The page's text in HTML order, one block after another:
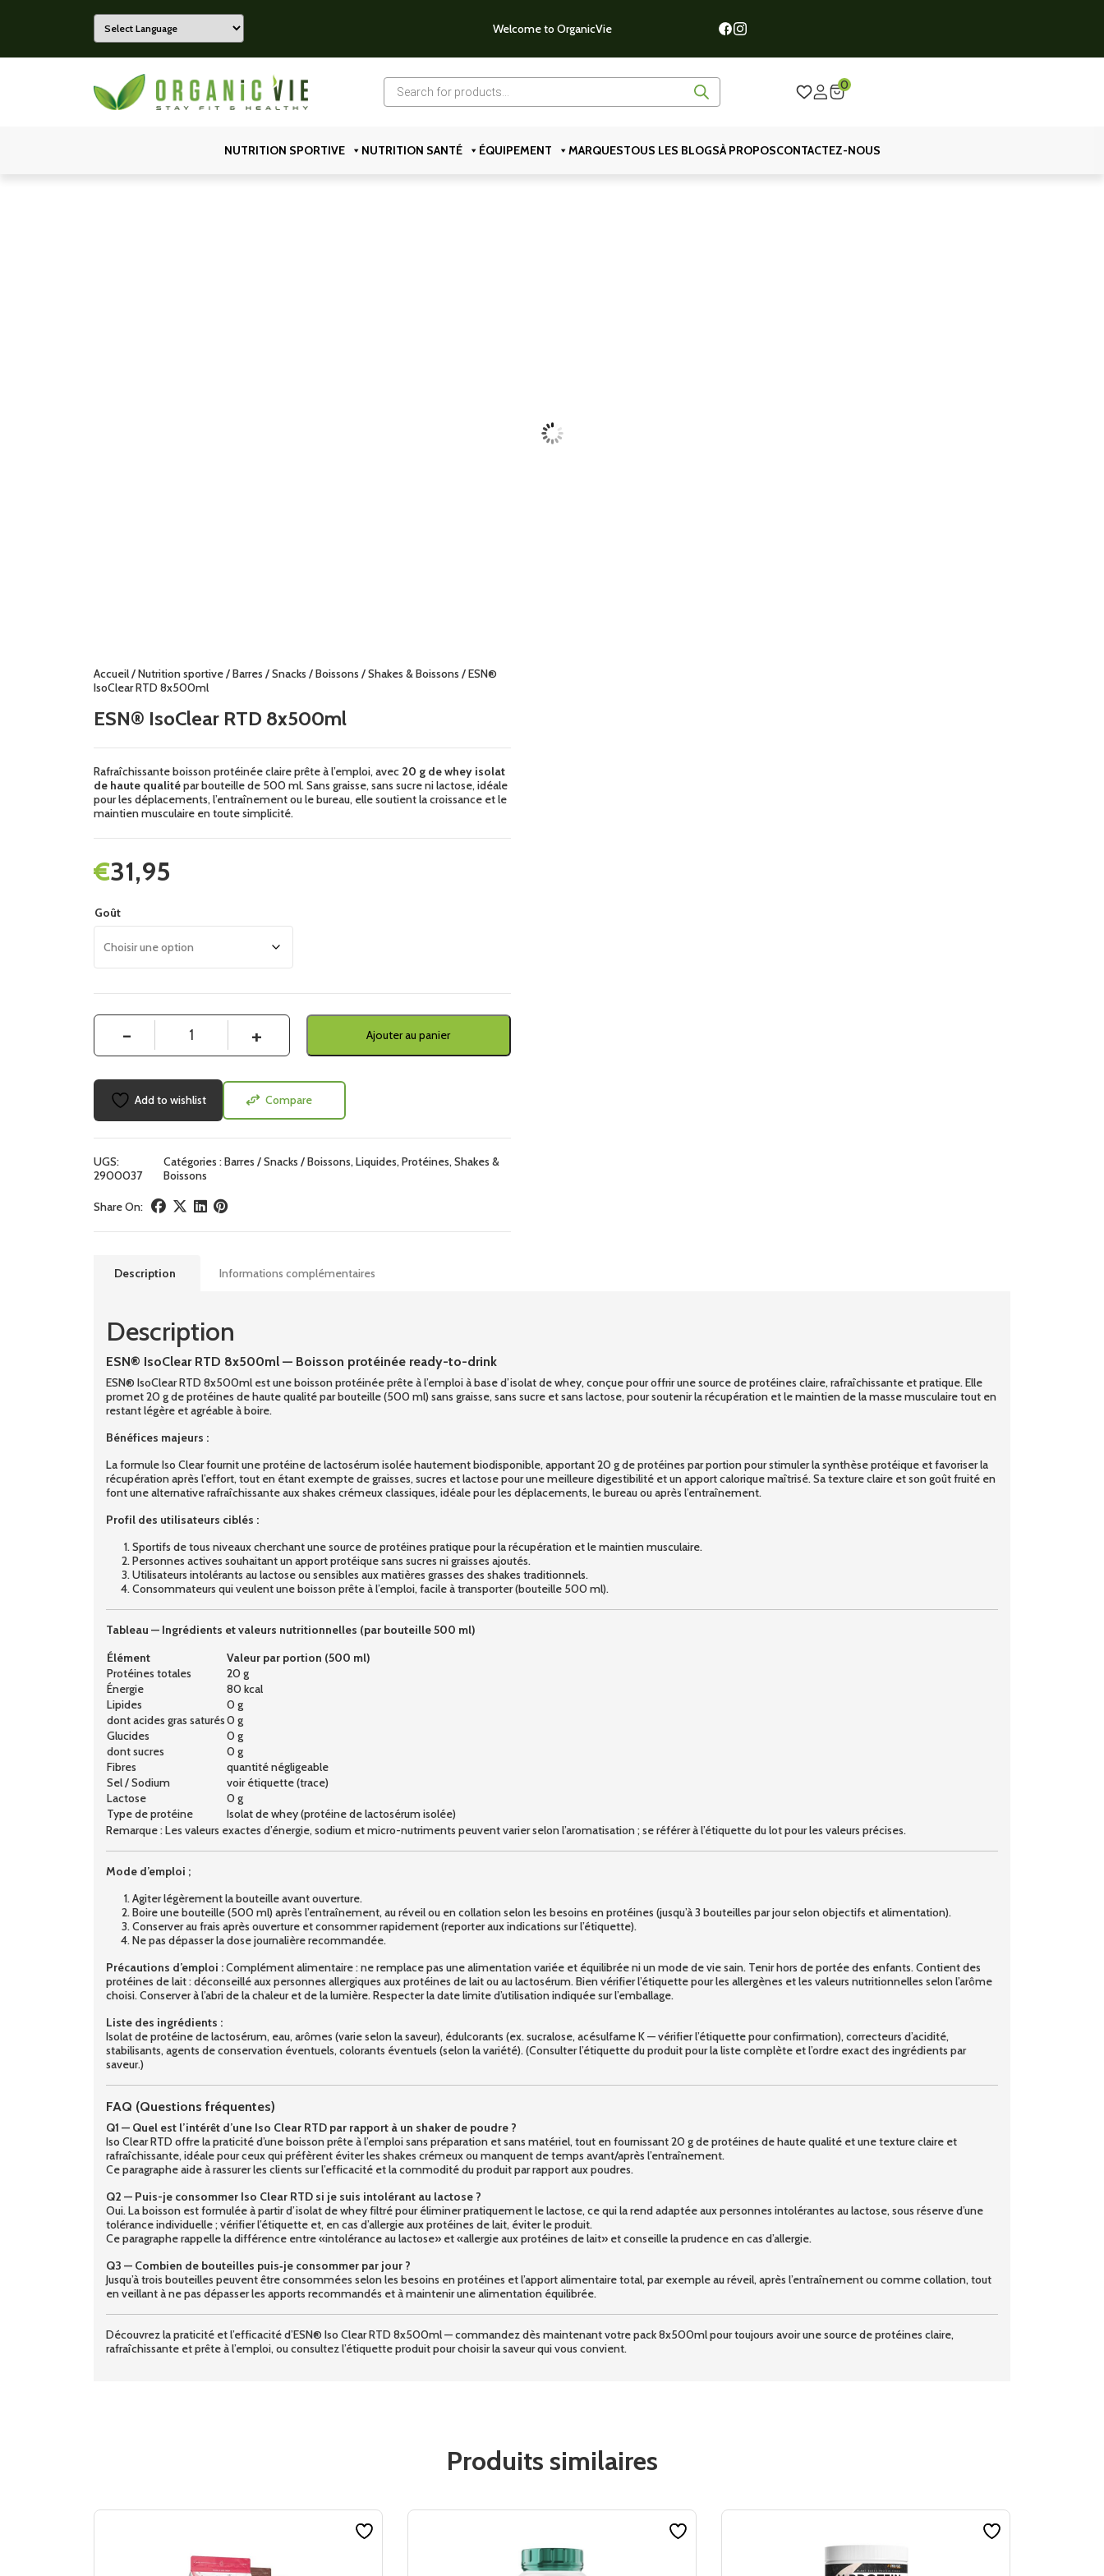
Powered by
Welcome to OrganicVie
Recherche
produits
0
NUTRITION SPORTIVE NUTRITION SANTÉ ÉQUIPEMENT MARQUESTOUS LES BLOGSÀ PROPOSCONTACTEZ-NOUS
Accueil/Nutrition sportive/Barres / Snacks / Boissons /Shakes & Boissons / ESN®
IsoClear RTD 8x500ml
ESN® IsoClear RTD 8x500ml
Rafraîchissante boisson protéinée claire prête à l’emploi, avec 20 g de whey isolat
de haute qualitépar bouteille de 500 ml. Sans graisse, sans sucre ni lactose, idéale
pour les déplacements, l’entraînement ou le bureau, elle soutient la croissance et le
maintien musculaire en toute simplicité.
31,95
€
Goût
Ajouter au panier
Add to wishlist Compare
UGS:
2900037
Catégories :Barres / Snacks / Boissons,Liquides,Protéines,Shakes &
Boissons
Share On:
Description Informations complémentaires
Description
ESN® IsoClear RTD 8x500ml — Boisson protéinée ready-to-drink
ESN® IsoClear RTD 8x500ml est une boisson protéinée prête à l’emploi à base d’isolat de whey, conçue pour offrir une source de protéines claire, rafraîchissante et pratique. Elle
promet 20 g de protéines de haute qualité par bouteille (500 ml) sans graisse, sans sucre et sans lactose, pour soutenir la récupération et le maintien de la masse musculaire tout en
restant légère et agréable à boire.
Bénéfices majeurs :
La formule Iso Clear fournit une protéine de lactosérum isolée hautement biodisponible, apportant 20 g de protéines par portion pour stimuler la synthèse protéique et favoriser la
récupération après l’effort, tout en étant exempte de graisses, sucres et lactose pour une meilleure digestibilité et un apport calorique maîtrisé. Sa texture claire et son goût fruité en
font une alternative rafraîchissante aux shakes crémeux classiques, idéale pour les déplacements, le bureau ou après l’entraînement.
Profil des utilisateurs ciblés :
Sportifs de tous niveaux cherchant une source de protéines pratique pour la récupération et le maintien musculaire.
Personnes actives souhaitant un apport protéique sans sucres ni graisses ajoutés.
Utilisateurs intolérants au lactose ou sensibles aux matières grasses des shakes traditionnels.
Consommateurs qui veulent une boisson prête à l’emploi, facile à transporter (bouteille 500 ml).
Tableau — Ingrédients et valeurs nutritionnelles (par bouteille 500 ml)
Élément
Valeur par portion (500 ml)
Protéines totales
20 g
Énergie
80 kcal
Lipides
0 g
dont acides gras saturés0 g
Glucides
0 g
dont sucres
0 g
Fibres
quantité négligeable
Sel / Sodium
voir étiquette (trace)
Lactose
0 g
Type de protéine
Isolat de whey (protéine de lactosérum isolée)
Remarque : Les valeurs exactes d’énergie, sodium et micro-nutriments peuvent varier selon l’aromatisation ; se référer à l’étiquette du lot pour les valeurs précises.
Mode d’emploi ;
Agiter légèrement la bouteille avant ouverture.
Boire une bouteille (500 ml) après l’entraînement, au réveil ou en collation selon les besoins en protéines (jusqu’à 3 bouteilles par jour selon objectifs et alimentation).
Conserver au frais après ouverture et consommer rapidement (reporter aux indications sur l’étiquette).
Ne pas dépasser la dose journalière recommandée.
Précautions d’emploi :Complément alimentaire : ne remplace pas une alimentation variée et équilibrée ni un mode de vie sain. Tenir hors de portée des enfants. Contient des
protéines de lait : déconseillé aux personnes allergiques aux protéines de lait ou au lactosérum. Bien vérifier l’étiquette pour les allergènes et les valeurs nutritionnelles selon l’arôme
choisi. Conserver à l’abri de la chaleur et de la lumière. Respecter la date limite d’utilisation indiquée sur l’emballage.
Liste des ingrédients :
Isolat de protéine de lactosérum, eau, arômes (varie selon la saveur), édulcorants (ex. sucralose, acésulfame K — vérifier l’étiquette pour confirmation), correcteurs d’acidité,
stabilisants, agents de conservation éventuels, colorants éventuels (selon la variété). (Consulter l’étiquette du produit pour la liste complète et l’ordre exact des ingrédients par
saveur.)
FAQ (Questions fréquentes)
Q1 — Quel est l’intérêt d’une Iso Clear RTD par rapport à un shaker de poudre ?
Iso Clear RTD offre la praticité d’une boisson prête à l’emploi sans préparation et sans matériel, tout en fournissant 20 g de protéines de haute qualité et une texture claire et
rafraîchissante, idéale pour ceux qui préfèrent éviter les shakes crémeux ou manquent de temps avant/après l’entraînement.
Ce paragraphe aide à rassurer les clients sur l’efficacité et la commodité du produit par rapport aux poudres.
Q2 — Puis-je consommer Iso Clear RTD si je suis intolérant au lactose ?
Oui. La boisson est formulée à partir d’isolat de whey filtré pour éliminer pratiquement le lactose, ce qui la rend adaptée aux personnes intolérantes au lactose, sous réserve d’une
tolérance individuelle ; vérifier l’étiquette et, en cas d’allergie aux protéines de lait, éviter le produit.
Ce paragraphe rappelle la différence entre «intolérance au lactose» et «allergie aux protéines de lait» et conseille la prudence en cas d’allergie.
Q3 — Combien de bouteilles puis‑je consommer par jour ?
Jusqu’à trois bouteilles peuvent être consommées selon les besoins en protéines et l’apport alimentaire total, par exemple au réveil, après l’entraînement ou comme collation, tout
en veillant à ne pas dépasser les apports recommandés et à maintenir une alimentation équilibrée.
Découvrez la praticité et l’efficacité d’ESN® Iso Clear RTD 8x500ml — commandez dès maintenant votre pack 8x500ml pour toujours avoir une source de protéines claire,
rafraîchissante et prête à l’emploi, ou consultez l’étiquette produit pour choisir la saveur qui vous convient.
Produits similaires